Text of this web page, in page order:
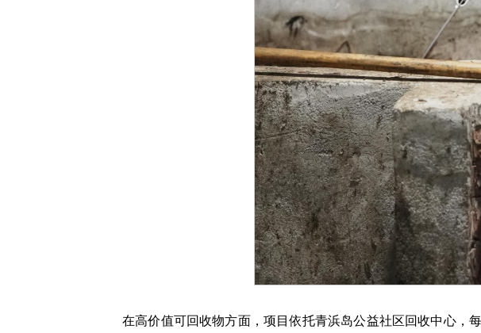
在高价值可回收物方面，项目依托青浜岛公益社区回收中心，